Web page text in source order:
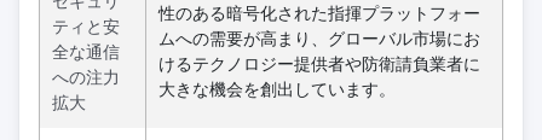
ティと安
全な通信
への注力
拡大
性のある暗号化された指揮プラットフォー
ムへの需要が高まり、グローバル市場にお
けるテクノロジー提供者や防衛請負業者に
大きな機会を創出しています。